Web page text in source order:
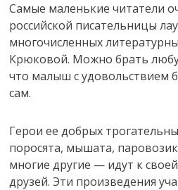
Самые маленькие читатели
российской писательницы
многочисленных
Крюковой. Можно брать
что малыш с удовольствием
сам.
Герои ее добрых
поросята, мышата,
многие другие — идут к
друзей. Эти произведения